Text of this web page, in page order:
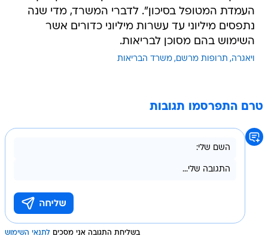
העמדת המטופל בסיכון". לדברי המשרד, מדי שנה
נתפסים מיליוני עד עשרות מיליוני כדורים אשר
השימוש בהם מסוכן לבריאות.
ויאגרה תרופות מרשם משרד הבריאות
טרם התפרסמו תגובות
בשליחת התגובה אני מסכים לתנאי השימוש